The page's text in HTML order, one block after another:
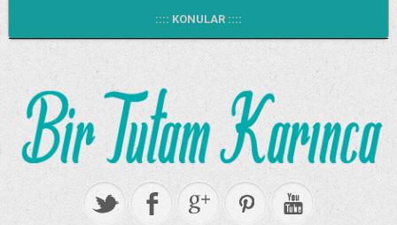
:::: KONULAR ::::